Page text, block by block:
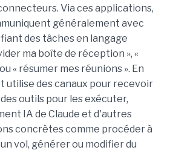
Via ces applications,
généralement avec
des tâches en langage
ma boîte de réception », «
« résumer mes réunions ». En
utilise des canaux pour recevoir
outils pour les exécuter,
IA de Claude et d'autres
concrètes comme procéder à
vol, générer ou modifier du